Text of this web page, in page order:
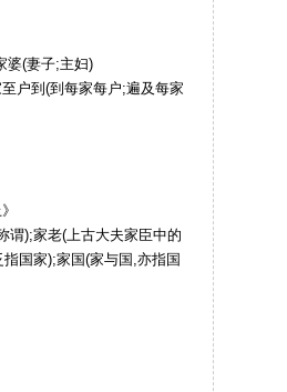
婆(妻子;主妇)
户到(到每家每户;遍及每家
谓);家老(上古大夫家臣中的
国家);家国(家与国,亦指国